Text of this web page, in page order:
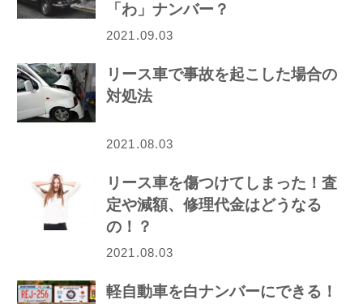
「わ」ナンバー？
2021.09.03
リース車で事故を起こした場合の
対処法
2021.08.03
リース車を傷つけてしまった！査
定や減額、修理代金はどうなる
の！？
2021.08.03
軽自動車を白ナンバーにできる！